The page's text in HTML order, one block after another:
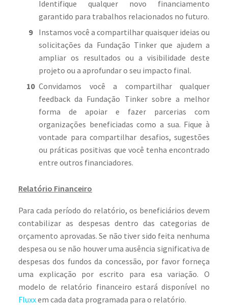
Identifique qualquer novo financiamento
garantido para trabalhos relacionados no futuro.
Instamos você a compartilhar quaisquer ideias ou
solicitações da Fundação Tinker que ajudem a
ampliar os resultados ou a visibilidade deste
projeto ou a aprofundar o seu impacto final.
Convidamos você a compartilhar qualquer
feedback da Fundação Tinker sobre a melhor
forma de apoiar e fazer parcerias com
organizações beneficiadas como a sua. Fique à
vontade para compartilhar desafios, sugestões
ou práticas positivas que você tenha encontrado
entre outros financiadores.
Relatório Financeiro
Para cada período do relatório, os beneficiários devem
contabilizar as despesas dentro das categorias de
orçamento aprovadas. Se não tiver sido feita nenhuma
despesa ou se não houver uma ausência significativa de
despesas dos fundos da concessão, por favor forneça
uma explicação por escrito para esa variação. O
modelo de relatório financeiro estará disponível no
Fluxxem cada data programada para o relatório.